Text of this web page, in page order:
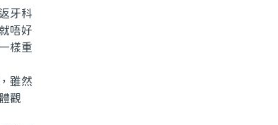
牙科
唔好
樣重
雖然
觀